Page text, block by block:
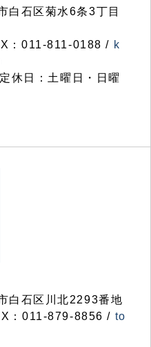
石区菊水6条3丁目
：011-811-0188 / k
休日：土曜日・日曜
石区川北2293番地
：011-879-8856 / to